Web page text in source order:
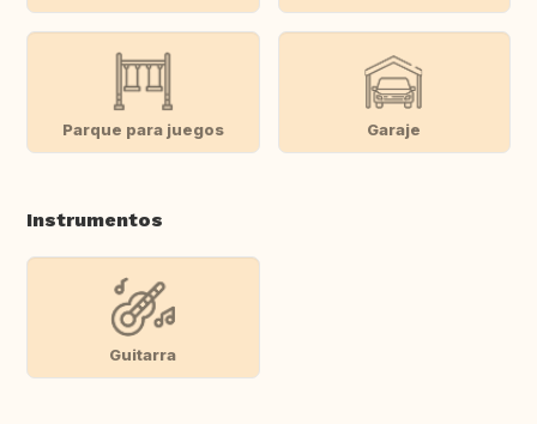
Parque para juegos Garaje
Instrumentos
Guitarra